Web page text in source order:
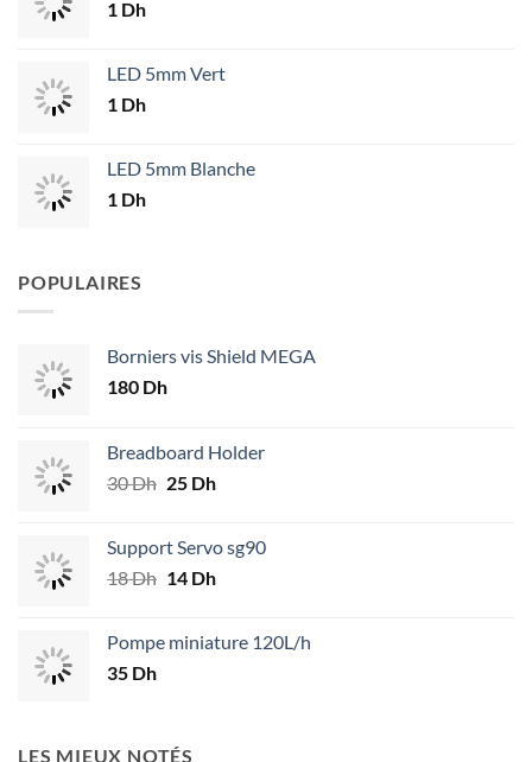
1 Dh
LED 5mm Vert
1 Dh
LED 5mm Blanche
1 Dh
POPULAIRES
Borniers vis Shield MEGA
180 Dh
Breadboard Holder
30Dh Le
était :
30 Dh.
25 DhLe
est :
25 Dh.
Support Servo sg90
18Dh Le
était :
14 DhLe
est :
Pompe miniature 120L/h
35 Dh
LES MIEUX NOTÉS